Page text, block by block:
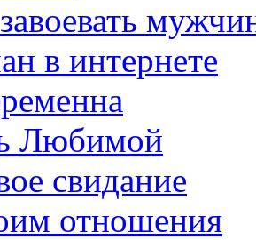
в интернете
Любимой
свидание
отношения